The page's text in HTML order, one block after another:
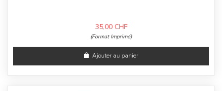
35,00 CHF
(Format Imprimé)
Ajouter au panier